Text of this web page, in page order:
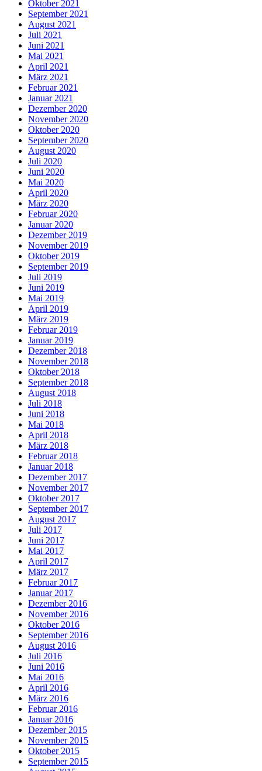
Oktober 2021
September 2021
August 2021
Juli 2021
Juni 2021
Mai 2021
April 2021
März 2021
Februar 2021
Januar 2021
Dezember 2020
November 2020
Oktober 2020
September 2020
August 2020
Juli 2020
Juni 2020
Mai 2020
April 2020
März 2020
Februar 2020
Januar 2020
Dezember 2019
November 2019
Oktober 2019
September 2019
Juli 2019
Juni 2019
Mai 2019
April 2019
März 2019
Februar 2019
Januar 2019
Dezember 2018
November 2018
Oktober 2018
September 2018
August 2018
Juli 2018
Juni 2018
Mai 2018
April 2018
März 2018
Februar 2018
Januar 2018
Dezember 2017
November 2017
Oktober 2017
September 2017
August 2017
Juli 2017
Juni 2017
Mai 2017
April 2017
März 2017
Februar 2017
Januar 2017
Dezember 2016
November 2016
Oktober 2016
September 2016
August 2016
Juli 2016
Juni 2016
Mai 2016
April 2016
März 2016
Februar 2016
Januar 2016
Dezember 2015
November 2015
Oktober 2015
September 2015